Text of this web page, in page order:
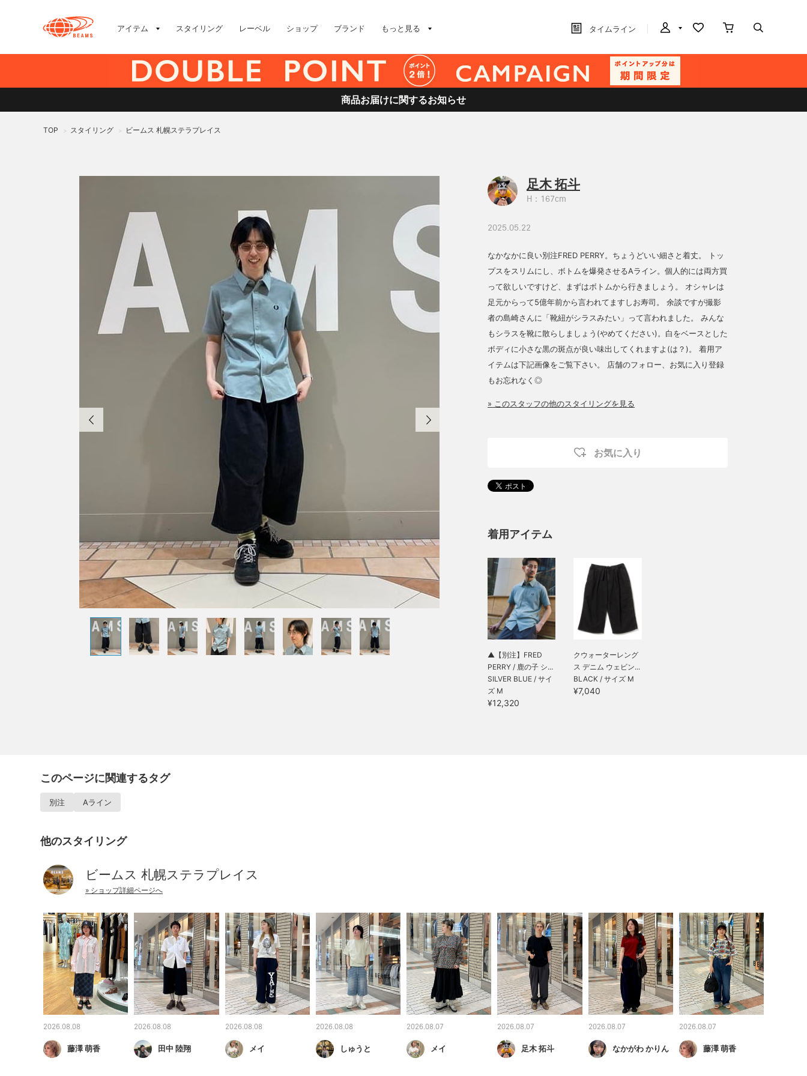
アイテム スタイリング レーベル ショップ ブランド もっと見る タイムライン
商品お届けに関するお知らせ
TOP > スタイリング > ビームス 札幌ステラプレイス
足木 拓斗
H：167cm
2025.05.22
なかなかに良い別注FRED PERRY。ちょうどいい細さと着丈。 トッ
プスをスリムにし、ボトムを爆発させるAライン。個人的には両方買
って欲しいですけど、まずはボトムから行きましょう。 オシャレは
足元からって5億年前から言われてますしお寿司。 余談ですが撮影
者の島崎さんに「靴紐がシラスみたい」って言われました。 みんな
もシラスを靴に散らしましょう(やめてください)。白をベースとした
ボディに小さな黒の斑点が良い味出してくれますよ(は？)。 着用ア
イテムは下記画像をご覧下さい。 店舗のフォロー、お気に入り登録
もお忘れなく◎
» このスタッフの他のスタイリングを見る
お気に入り
着用アイテム
▲【別注】FRED
PERRY / 鹿の子 シ...
SILVER BLUE / サイ
ズ M
¥12,320
クウォーターレング
ス デニム ウェビン...
BLACK / サイズ M
¥7,040
このページに関連するタグ
別注 Aライン
他のスタイリング
ビームス 札幌ステラプレイス
» ショップ詳細ページへ
2026.08.08
藤澤 萌香
2026.08.08
田中 陸翔
2026.08.08
メイ
2026.08.08
しゅうと
2026.08.07
メイ
2026.08.07
足木 拓斗
2026.08.07
なかがわ かりん
2026.08.07
藤澤 萌香